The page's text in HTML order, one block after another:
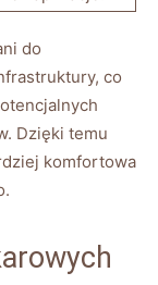
do
co
Dzięki temu
komfortowa